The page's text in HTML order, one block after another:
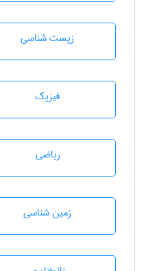
زيست شناسی
فیزیک
رياضی
زمين شناسی